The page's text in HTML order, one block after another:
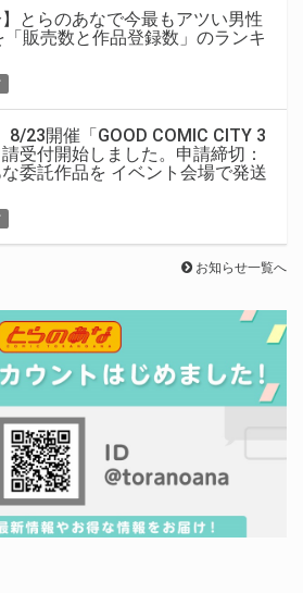
】とらのあなで今最もアツい男性
販売数と作品登録数」のランキ
8/23開催「GOOD COMIC CITY 3
受付開始しました。申請締切：
委託作品を イベント会場で発送
お知らせ一覧へ